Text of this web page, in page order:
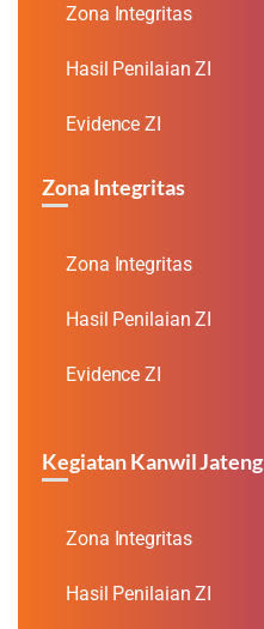
Zona Integritas
Hasil Penilaian ZI
Evidence ZI
Zona Integritas
Zona Integritas
Hasil Penilaian ZI
Evidence ZI
Kegiatan Kanwil Jateng
Zona Integritas
Hasil Penilaian ZI